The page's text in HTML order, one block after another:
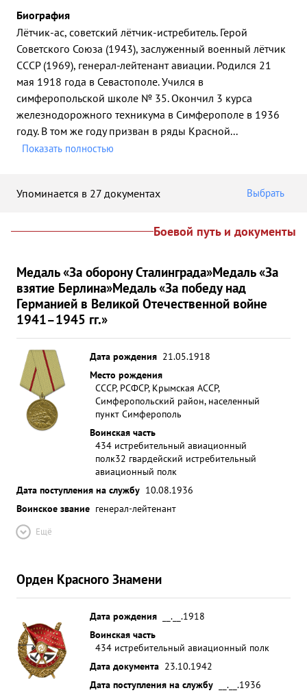
Биография
Лётчик-ас, советский лётчик-истребитель. Герой
Советского Союза (1943), заслуженный военный лётчик
СССР (1969), генерал-лейтенант авиации. Родился 21
мая 1918 года в Севастополе. Учился в
симферопольской школе № 35. Окончил 3 курса
железнодорожного техникума в Симферополе в 1936
году. В том же году призван в ряды Красной...
Показать полностью
Упоминается в 27 документах Выбрать
Боевой путь и документы
Медаль «За оборону Сталинграда»Медаль «За
взятие Берлина»Медаль «За победу над
Германией в Великой Отечественной войне
1941–1945 гг.»
Дата рождения 21.05.1918
Место рождения
СССР, РСФСР, Крымская АССР,
Симферопольский район, населенный
пункт Симферополь
Воинская часть
434 истребительный авиационный
полк32 гвардейский истребительный
авиационный полк
Дата поступления на службу 10.08.1936
Воинское звание генерал-лейтенант
Ещё
Орден Красного Знамени
Дата рождения
__.__.1918
Воинская часть
434 истребительный авиационный полк
Дата документа 23.10.1942
Дата поступления на службу
__.__.1936